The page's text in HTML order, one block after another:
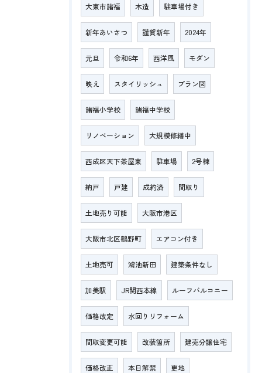
大東市諸福 木造 駐車場付き
新年あいさつ 謹賀新年 2024年
元旦 令和6年 西洋風 モダン
映え スタイリッシュ プラン図
諸福小学校 諸福中学校
リノベーション 大規模修繕中
西成区天下茶屋東 駐車場 2号棟
納戸 戸建 成約済 間取り
土地売り可能 大阪市港区
大阪市北区鶴野町 エアコン付き
土地売可 鴻池新田 建築条件なし
加美駅 JR関西本線 ルーフバルコニー
価格改定 水回りリフォーム
間取変更可能 改装箇所 建売分譲住宅
価格改正 本日解禁 更地